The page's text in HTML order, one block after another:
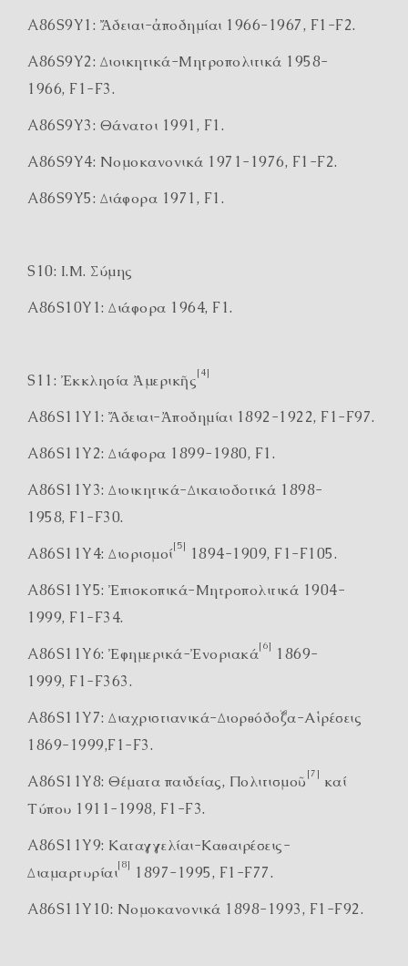
A86S9Y1: Ἄδειαι-ἀποδημίαι 1966-1967, F1-F2.
A86S9Y2: Διοικητικά-Μητροπολιτικά 1958-
1966, F1-F3.
A86S9Y3: Θάνατοι 1991, F1.
A86S9Y4: Νομοκανονικά 1971-1976, F1-F2.
A86S9Y5: Διάφορα 1971, F1.
S10: Ι.Μ. Σύμης
A86S10Y1: Διάφορα 1964, F1.
S11: Ἐκκλησία Ἀμερικῆς[4]
A86S11Y1: Ἄδειαι-Ἀποδημίαι 1892-1922, F1-F97.
A86S11Y2: Διάφορα 1899-1980, F1.
A86S11Y3: Διοικητικά-Δικαιοδοτικά 1898-
1958, F1-F30.
A86S11Y4: Διορισμοί[5]
1894-1909, F1-F105.
A86S11Y5: Ἐπισκοπικά-Μητροπολιτικά 1904-
1999, F1-F34.
A86S11Y6: Ἐφημερικά-Ἐνοριακά[6]
1869-
1999, F1-F363.
A86S11Y7: Διαχριστιανικά-Διορθόδοξα-Αἱρέσεις
1869-1999,F1-F3.
A86S11Y8: Θέματα παιδείας, Πολιτισμοῦ [7] καί
Τύπου 1911-1998, F1-F3.
A86S11Y9: Καταγγελίαι-Καθαιρέσεις-
Διαμαρτυρίαι[8]
1897-1995, F1-F77.
A86S11Y10: Νομοκανονικά 1898-1993, F1-F92.